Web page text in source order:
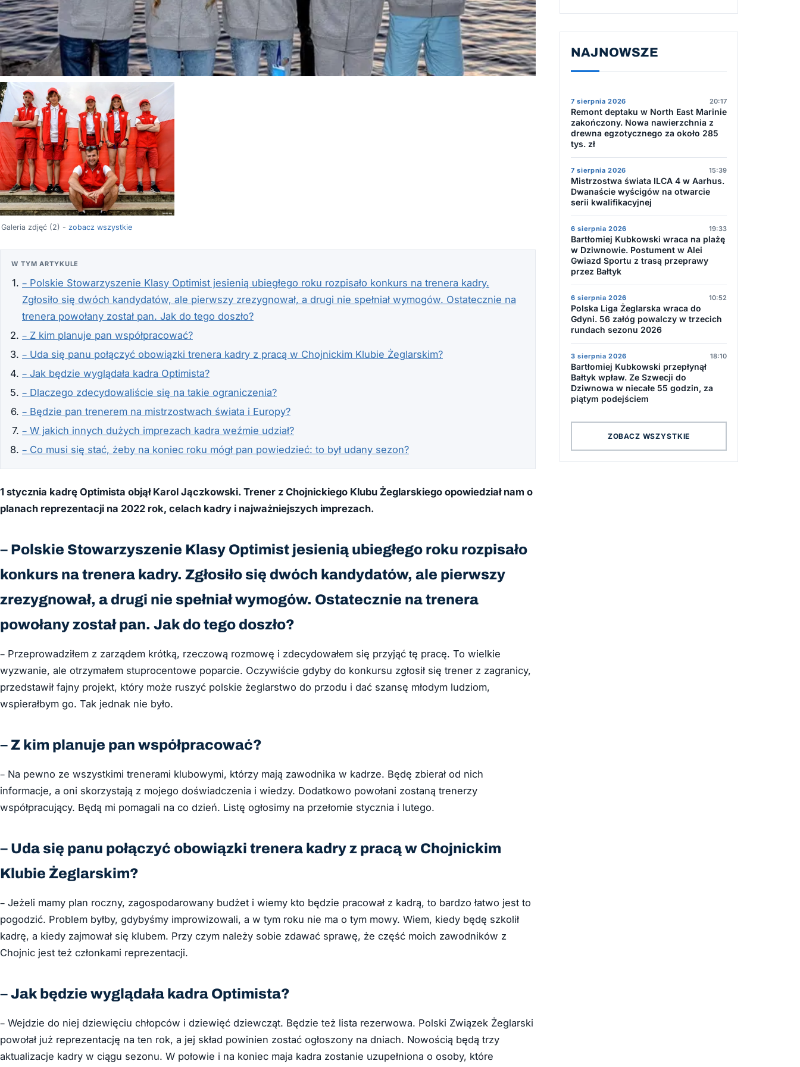
Galeria zdjęć (2) - zobacz wszystkie
W TYM ARTYKULE
– Polskie Stowarzyszenie Klasy Optimist jesienią ubiegłego roku rozpisało konkurs na trenera kadry.
Zgłosiło się dwóch kandydatów, ale pierwszy zrezygnował, a drugi nie spełniał wymogów. Ostatecznie na
trenera powołany został pan. Jak do tego doszło?
– Z kim planuje pan współpracować?
– Uda się panu połączyć obowiązki trenera kadry z pracą w Chojnickim Klubie Żeglarskim?
– Jak będzie wyglądała kadra Optimista?
– Dlaczego zdecydowaliście się na takie ograniczenia?
– Będzie pan trenerem na mistrzostwach świata i Europy?
– W jakich innych dużych imprezach kadra weźmie udział?
– Co musi się stać, żeby na koniec roku mógł pan powiedzieć: to był udany sezon?
1 stycznia kadrę Optimista objął Karol Jączkowski. Trener z Chojnickiego Klubu Żeglarskiego opowiedział nam o
planach reprezentacji na 2022 rok, celach kadry i najważniejszych imprezach.
– Polskie Stowarzyszenie Klasy Optimist jesienią ubiegłego roku rozpisało
konkurs na trenera kadry. Zgłosiło się dwóch kandydatów, ale pierwszy
zrezygnował, a drugi nie spełniał wymogów. Ostatecznie na trenera
powołany został pan. Jak do tego doszło?
– Przeprowadziłem z zarządem krótką, rzeczową rozmowę i zdecydowałem się przyjąć tę pracę. To wielkie
wyzwanie, ale otrzymałem stuprocentowe poparcie. Oczywiście gdyby do konkursu zgłosił się trener z zagranicy,
przedstawił fajny projekt, który może ruszyć polskie żeglarstwo do przodu i dać szansę młodym ludziom,
wspierałbym go. Tak jednak nie było.
– Z kim planuje pan współpracować?
– Na pewno ze wszystkimi trenerami klubowymi, którzy mają zawodnika w kadrze. Będę zbierał od nich
informacje, a oni skorzystają z mojego doświadczenia i wiedzy. Dodatkowo powołani zostaną trenerzy
współpracujący. Będą mi pomagali na co dzień. Listę ogłosimy na przełomie stycznia i lutego.
– Uda się panu połączyć obowiązki trenera kadry z pracą w Chojnickim
Klubie Żeglarskim?
– Jeżeli mamy plan roczny, zagospodarowany budżet i wiemy kto będzie pracował z kadrą, to bardzo łatwo jest to
pogodzić. Problem byłby, gdybyśmy improwizowali, a w tym roku nie ma o tym mowy. Wiem, kiedy będę szkolił
kadrę, a kiedy zajmował się klubem. Przy czym należy sobie zdawać sprawę, że część moich zawodników z
Chojnic jest też członkami reprezentacji.
– Jak będzie wyglądała kadra Optimista?
– Wejdzie do niej dziewięciu chłopców i dziewięć dziewcząt. Będzie też lista rezerwowa. Polski Związek Żeglarski
powołał już reprezentację na ten rok, a jej skład powinien zostać ogłoszony na dniach. Nowością będą trzy
aktualizacje kadry w ciągu sezonu. W połowie i na koniec maja kadra zostanie uzupełniona o osoby, które
NAJNOWSZE
7 sierpnia 2026 20:17
Remont deptaku w North East Marinie
zakończony. Nowa nawierzchnia z
drewna egzotycznego za około 285
tys. zł
7 sierpnia 2026 15:39
Mistrzostwa świata ILCA 4 w Aarhus.
Dwanaście wyścigów na otwarcie
serii kwalifikacyjnej
6 sierpnia 2026 19:33
Bartłomiej Kubkowski wraca na plażę
w Dziwnowie. Postument w Alei
Gwiazd Sportu z trasą przeprawy
przez Bałtyk
6 sierpnia 2026 10:52
Polska Liga Żeglarska wraca do
Gdyni. 56 załóg powalczy w trzecich
rundach sezonu 2026
3 sierpnia 2026 18:10
Bartłomiej Kubkowski przepłynął
Bałtyk wpław. Ze Szwecji do
Dziwnowa w niecałe 55 godzin, za
piątym podejściem
ZOBACZ WSZYSTKIE